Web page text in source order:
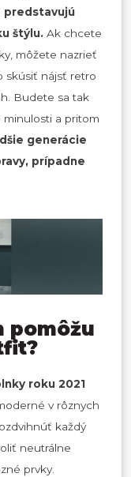
predstavujú
štýlu. Ak chcete
môžete nazrieť
skúsiť nájsť retro
Budete sa tak
a pritom
generácie
prípadne
pomôžu
roku 2021
v rôznych
každý
neutrálne
prvky.